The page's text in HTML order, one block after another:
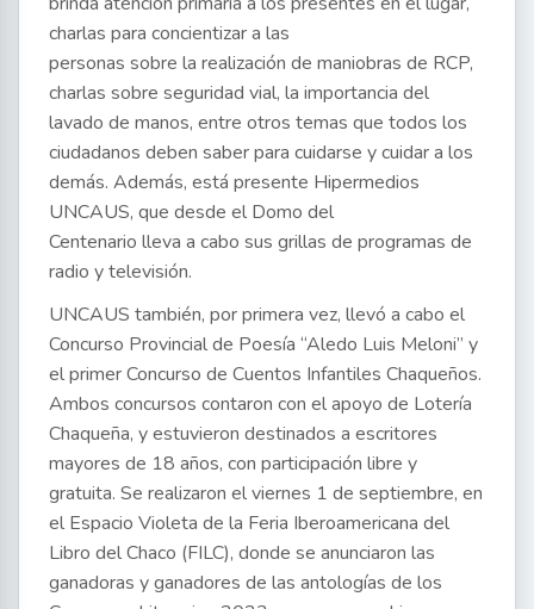
charlas para concientizar a las
personas sobre la realización de maniobras de RCP,
charlas sobre seguridad vial, la importancia del
lavado de manos, entre otros temas que todos los
ciudadanos deben saber para cuidarse y cuidar a los
demás. Además, está presente Hipermedios
UNCAUS, que desde el Domo del
Centenario lleva a cabo sus grillas de programas de
radio y televisión.
UNCAUS también, por primera vez, llevó a cabo el
Concurso Provincial de Poesía “Aledo Luis Meloni” y
el primer Concurso de Cuentos Infantiles Chaqueños.
Ambos concursos contaron con el apoyo de Lotería
Chaqueña, y estuvieron destinados a escritores
mayores de 18 años, con participación libre y
gratuita. Se realizaron el viernes 1 de septiembre, en
el Espacio Violeta de la Feria Iberoamericana del
Libro del Chaco (FILC), donde se anunciaron las
ganadoras y ganadores de las antologías de los